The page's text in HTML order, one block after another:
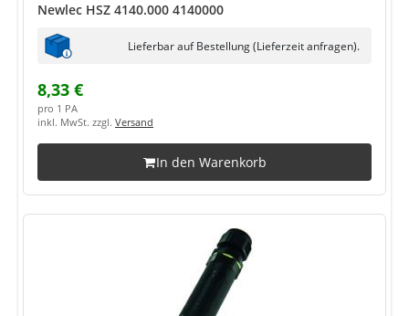
Newlec HSZ 4140.000 4140000
Lieferbar auf Bestellung (Lieferzeit anfragen).
8,33 €
pro 1 PA
inkl. MwSt. zzgl. Versand
In den Warenkorb